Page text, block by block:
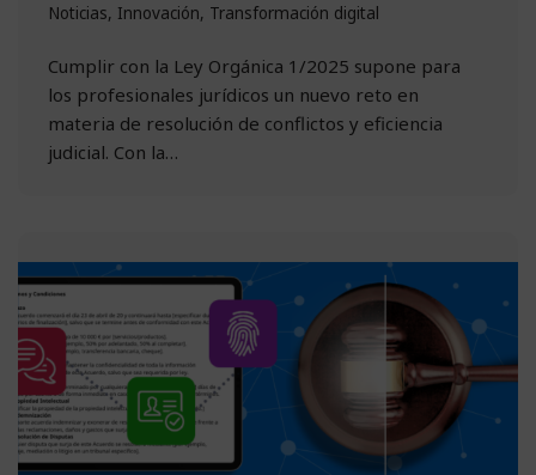
Noticias, Innovación, Transformación digital
Cumplir con la Ley Orgánica 1/2025 supone para
los profesionales jurídicos un nuevo reto en
materia de resolución de conflictos y eficiencia
judicial. Con la…